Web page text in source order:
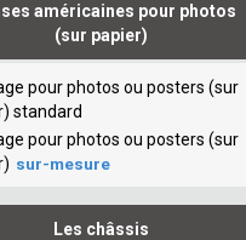
américaines pour photos
(sur papier)
pour photos ou posters (sur
standard
pour photos ou posters (sur
sur-mesure
Les châssis